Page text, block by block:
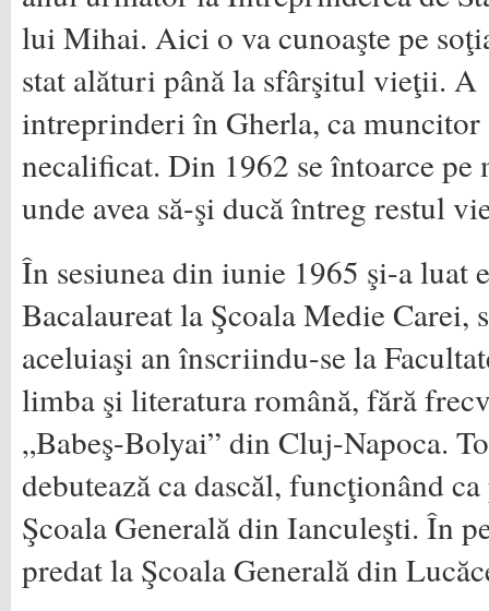
lui Mihai. Aici o va cunoaşte pe
stat alături până la sfârşitul vieţii.
intreprinderi în Gherla, ca muncitor
necalificat. Din 1962 se întoarce pe
unde avea să-şi ducă întreg restul
În sesiunea din iunie 1965 şi-a luat
Bacalaureat la Şcoala Medie Carei,
aceluiaşi an înscriindu-se la
limba şi literatura română, fără
„Babeş-Bolyai” din Cluj-Napoca.
debutează ca dascăl, funcţionând
Şcoala Generală din Ianculeşti. În
predat la Şcoala Generală din